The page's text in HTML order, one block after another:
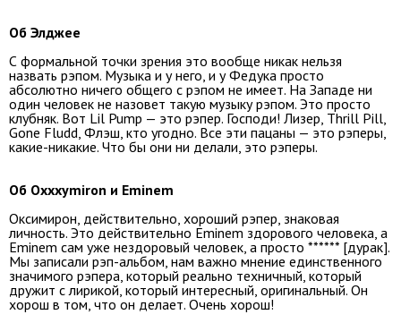
Об Элджее
С формальной точки зрения это вообще никак нельзя
назвать рэпом. Музыка и у него, и у Федука просто
абсолютно ничего общего с рэпом не имеет. На Западе ни
один человек не назовет такую музыку рэпом. Это просто
клубняк. Вот Lil Pump — это рэпер. Господи! Лизер, Thrill Pill,
Gone Fludd, Флэш, кто угодно. Все эти пацаны — это рэперы,
какие-никакие. Что бы они ни делали, это рэперы.
Об Oxxxymiron и Eminem
Оксимирон, действительно, хороший рэпер, знаковая
личность. Это действительно Eminem здорового человека, а
Eminem сам уже нездоровый человек, а просто ****** [дурак].
Мы записали рэп-альбом, нам важно мнение единственного
значимого рэпера, который реально техничный, который
дружит с лирикой, который интересный, оригинальный. Он
хорош в том, что он делает. Очень хорош!